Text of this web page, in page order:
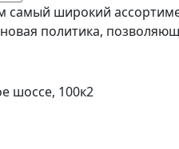
самый широкий
политика,
шоссе, 100к2